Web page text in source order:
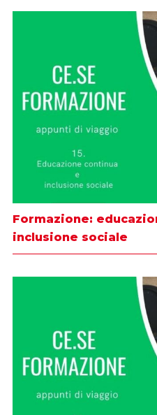
Formazione:
inclusione sociale